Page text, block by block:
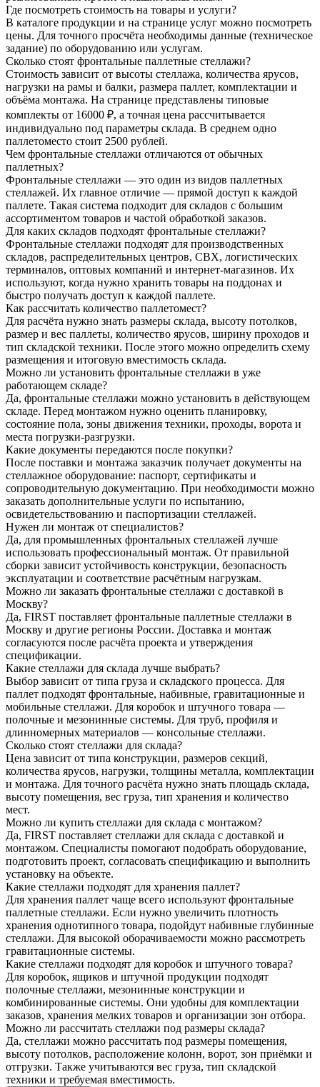
Где посмотреть стоимость на товары и услуги?
В каталоге продукции и на странице услуг можно посмотреть
цены. Для точного просчёта необходимы данные (техническое
задание) по оборудованию или услугам.
Сколько стоят фронтальные паллетные стеллажи?
Стоимость зависит от высоты стеллажа, количества ярусов,
нагрузки на рамы и балки, размера паллет, комплектации и
объёма монтажа. На странице представлены типовые
комплекты от 16000 ₽, а точная цена рассчитывается
индивидуально под параметры склада. В среднем одно
паллетоместо стоит 2500 рублей.
Чем фронтальные стеллажи отличаются от обычных
паллетных?
Фронтальные стеллажи — это один из видов паллетных
стеллажей. Их главное отличие — прямой доступ к каждой
паллете. Такая система подходит для складов с большим
ассортиментом товаров и частой обработкой заказов.
Для каких складов подходят фронтальные стеллажи?
Фронтальные стеллажи подходят для производственных
складов, распределительных центров, СВХ, логистических
терминалов, оптовых компаний и интернет-магазинов. Их
используют, когда нужно хранить товары на поддонах и
быстро получать доступ к каждой паллете.
Как рассчитать количество паллетомест?
Для расчёта нужно знать размеры склада, высоту потолков,
размер и вес паллеты, количество ярусов, ширину проходов и
тип складской техники. После этого можно определить схему
размещения и итоговую вместимость склада.
Можно ли установить фронтальные стеллажи в уже
работающем складе?
Да, фронтальные стеллажи можно установить в действующем
складе. Перед монтажом нужно оценить планировку,
состояние пола, зоны движения техники, проходы, ворота и
места погрузки-разгрузки.
Какие документы передаются после покупки?
После поставки и монтажа заказчик получает документы на
стеллажное оборудование: паспорт, сертификаты и
сопроводительную документацию. При необходимости можно
заказать дополнительные услуги по испытанию,
освидетельствованию и паспортизации стеллажей.
Нужен ли монтаж от специалистов?
Да, для промышленных фронтальных стеллажей лучше
использовать профессиональный монтаж. От правильной
сборки зависит устойчивость конструкции, безопасность
эксплуатации и соответствие расчётным нагрузкам.
Можно ли заказать фронтальные стеллажи с доставкой в
Москву?
Да, FIRST поставляет фронтальные паллетные стеллажи в
Москву и другие регионы России. Доставка и монтаж
согласуются после расчёта проекта и утверждения
спецификации.
Какие стеллажи для склада лучше выбрать?
Выбор зависит от типа груза и складского процесса. Для
паллет подходят фронтальные, набивные, гравитационные и
мобильные стеллажи. Для коробок и штучного товара —
полочные и мезонинные системы. Для труб, профиля и
длинномерных материалов — консольные стеллажи.
Сколько стоят стеллажи для склада?
Цена зависит от типа конструкции, размеров секций,
количества ярусов, нагрузки, толщины металла, комплектации
и монтажа. Для точного расчёта нужно знать площадь склада,
высоту помещения, вес груза, тип хранения и количество
мест.
Можно ли купить стеллажи для склада с монтажом?
Да, FIRST поставляет стеллажи для склада с доставкой и
монтажом. Специалисты помогают подобрать оборудование,
подготовить проект, согласовать спецификацию и выполнить
установку на объекте.
Какие стеллажи подходят для хранения паллет?
Для хранения паллет чаще всего используют фронтальные
паллетные стеллажи. Если нужно увеличить плотность
хранения однотипного товара, подойдут набивные глубинные
стеллажи. Для высокой оборачиваемости можно рассмотреть
гравитационные системы.
Какие стеллажи подходят для коробок и штучного товара?
Для коробок, ящиков и штучной продукции подходят
полочные стеллажи, мезонинные конструкции и
комбинированные системы. Они удобны для комплектации
заказов, хранения мелких товаров и организации зон отбора.
Можно ли рассчитать стеллажи под размеры склада?
Да, стеллажи можно рассчитать под размеры помещения,
высоту потолков, расположение колонн, ворот, зон приёмки и
отгрузки. Также учитываются вес груза, тип складской
техники и требуемая вместимость.